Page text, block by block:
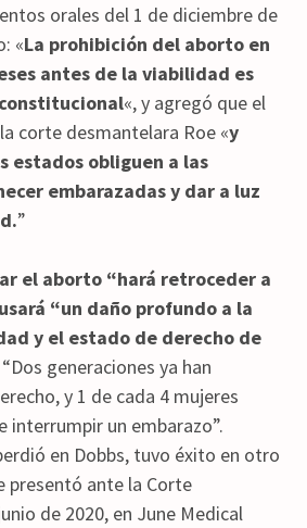
orales del 1 de diciembre de
«La prohibición del aborto en
antes de la viabilidad es
«, y agregó que el
corte desmantelara Roe «y
estados obliguen a las
embarazadas y dar a luz
”
el aborto “hará retroceder a
“un daño profundo a la
y el estado de derecho de
generaciones ya han
y 1 de cada 4 mujeres
interrumpir un embarazo”.
en Dobbs, tuvo éxito en otro
presentó ante la Corte
de 2020, en June Medical